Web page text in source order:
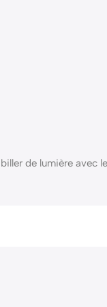
de lumière avec